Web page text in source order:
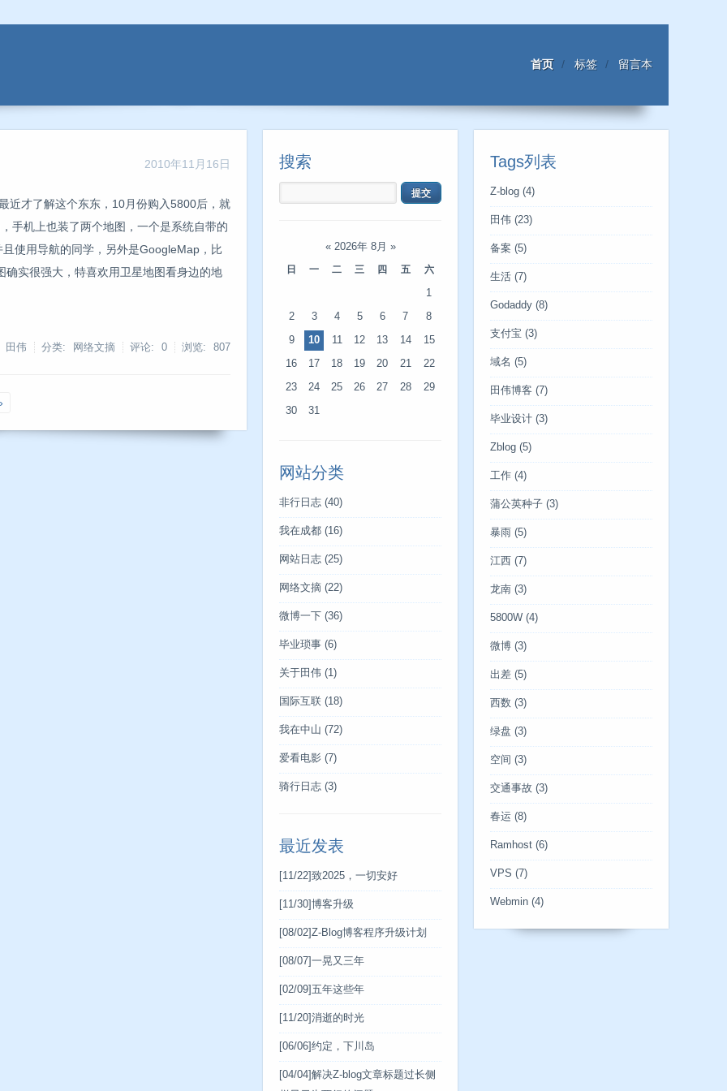
首页 标签 留言本
2010年11月16日
才了解这个东东，10月份购入5800后，就
手机上也装了两个地图，一个是系统自带的
使用导航的同学，另外是GoogleMap，比
实很强大，特喜欢用卫星地图看身边的地
田伟 分类: 网络文摘 评论: 0 浏览: 807
搜索
« 2026年 8月 »
日
一 二 三 四 五 六
1
2 3 4 5 6 7 8
9 10 11 12 13 14 15
16 17 18 19 20 21 22
23 24 25 26 27 28 29
30 31
网站分类
非行日志 (40)
我在成都 (16)
网站日志 (25)
网络文摘 (22)
微博一下 (36)
毕业琐事 (6)
关于田伟 (1)
国际互联 (18)
我在中山 (72)
爱看电影 (7)
骑行日志 (3)
最近发表
[11/22] 致2025，一切安好
[11/30] 博客升级
[08/02] Z-Blog博客程序升级计划
[08/07] 一晃又三年
[02/09] 五年这些年
[11/20] 消逝的时光
[06/06] 约定，下川岛
[04/04] 解决Z-blog文章标题过长侧
Tags列表
Z-blog (4)
田伟 (23)
备案 (5)
生活 (7)
Godaddy (8)
支付宝 (3)
域名 (5)
田伟博客 (7)
毕业设计 (3)
Zblog (5)
工作 (4)
蒲公英种子 (3)
暴雨 (5)
江西 (7)
龙南 (3)
5800W (4)
微博 (3)
出差 (5)
西数 (3)
绿盘 (3)
空间 (3)
交通事故 (3)
春运 (8)
Ramhost (6)
VPS (7)
Webmin (4)